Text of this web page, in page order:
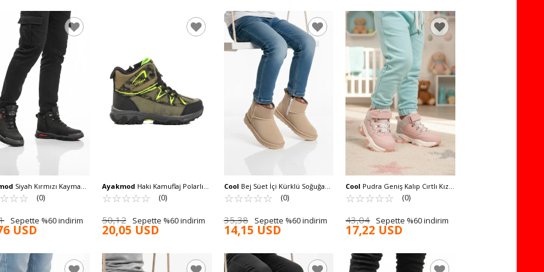
Siyah Kırmızı Kaymaz
Fermuarlı Unisex Outdoor
G
☆☆☆
★★★ (0)
Sepette %60 indirim
USD
Ayakmod Haki Kamuflaj Polarlı
Kaymaz Çocuk Outdoor Bot 2301
F
☆☆☆☆☆
★★★★★ (0)
50,12 Sepette %60 indirim
20,05 USD
Cool Bej Süet İçi Kürklü Soğuğa
Dirençli Kız Çocuk Bot Ugy F
☆☆☆☆☆
★★★★★ (0)
35,38 Sepette %60 indirim
14,15 USD
Cool Pudra Geniş Kalıp Cırtlı Kız
Çocuk Bot Evil P
☆☆☆☆☆
★★★★★ (0)
43,04 Sepette %60 indirim
17,22 USD